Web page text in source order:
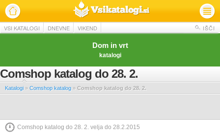
VSI KATALOGI DNEVNE VIKEND IŠČI
Dom in vrt
katalogi
Comshop katalog do 28. 2.
Katalogi » Comshop katalog » Comshop katalog do 28. 2.
Comshop katalog do 28. 2. velja do 28.2.2015